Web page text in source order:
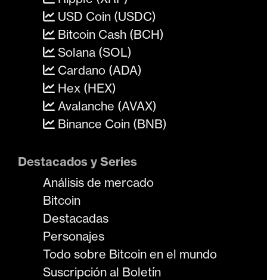
USD Coin (USDC)
Bitcoin Cash (BCH)
Solana (SOL)
Cardano (ADA)
Hex (HEX)
Avalanche (AVAX)
Binance Coin (BNB)
Destacados y Series
Análisis de mercado
Bitcoin
Destacadas
Personajes
Todo sobre Bitcoin en el mundo
Suscripción al Boletín